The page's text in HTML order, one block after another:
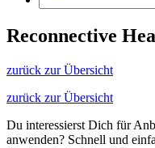
Reconnective
zurück zur Übersicht
zurück zur Übersicht
Du interessierst Dich für
anwenden? Schnell und